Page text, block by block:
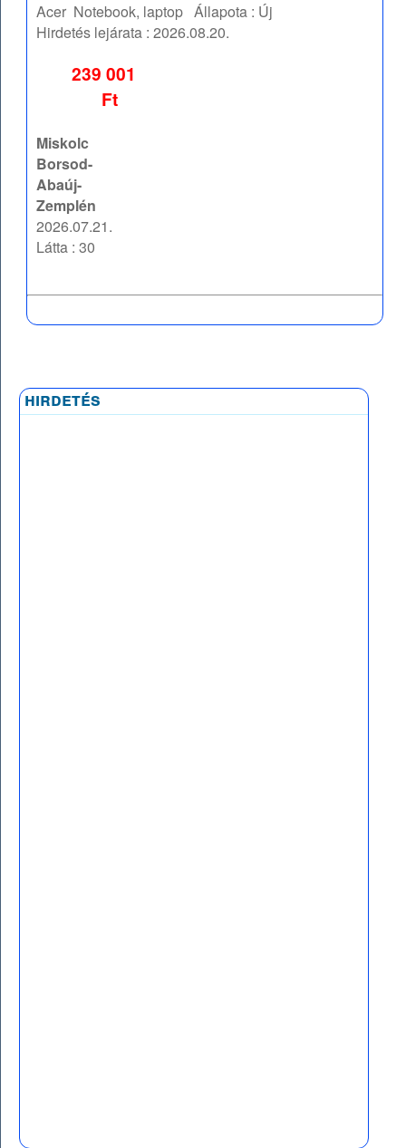
Acer Notebook, laptop Állapota : Új
Hirdetés lejárata :2026.08.20.
239 001
Ft
Miskolc
Borsod-
Abaúj-
Zemplén
2026.07.21.
Látta : 30
hirdetés